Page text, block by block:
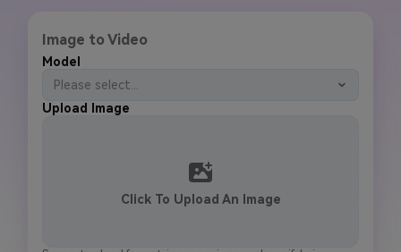
Image to Video
Model
Please select...
Upload Image
Click To Upload An Image